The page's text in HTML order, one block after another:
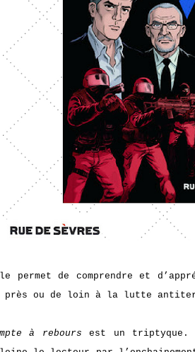
permet de comprendre et
près ou de loin à la lutte
à rebours est un triptyque.